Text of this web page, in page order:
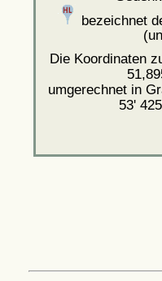
bezeichnet
Die Koordinaten
umgerechnet in
53'